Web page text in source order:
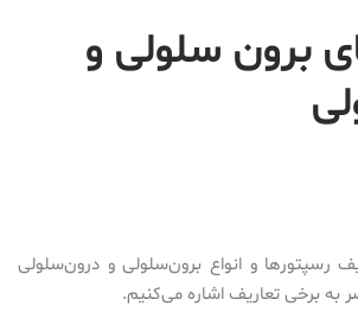
برون سلولی و
2018-
رسپتورها و انواع برون‌سلولی و درون‌سلولی
به برخی تعاریف اشاره می‌کنیم.